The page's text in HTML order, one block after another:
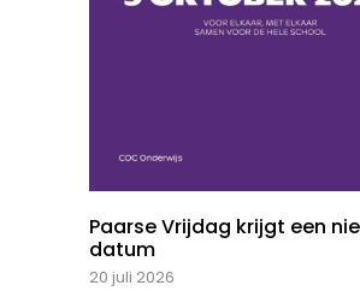
Paarse Vrijdag krijgt een
datum
20 juli 2026